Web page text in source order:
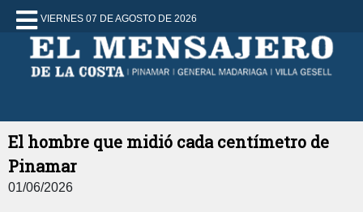
VIERNES 07 DE AGOSTO DE 2026
El hombre que midió cada centímetro de
Pinamar
01/06/2026